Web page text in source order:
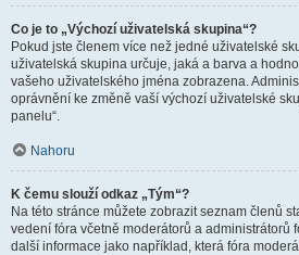
Co je to „Výchozí uživatelská skupina“?
Pokud jste členem více než jedné uživatelské
uživatelská skupina určuje, jaká a barva a
vašeho uživatelského jména zobrazena.
oprávnění ke změně vaší výchozí uživatelské
panelu“.
Nahoru
K čemu slouží odkaz „Tým“?
Na této stránce můžete zobrazit seznam členů
vedení fóra včetně moderátorů a administrátorů
další informace jako například, která fóra